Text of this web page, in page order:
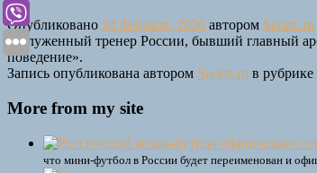
Опубликовано 24 февраля, 2026 автором Sports.ru
Заслуженный тренер России, бывший главный
поведение».
Запись опубликована автором Sports.ru в рубрике
More from my site
что мини-футбол в России будет переименован и